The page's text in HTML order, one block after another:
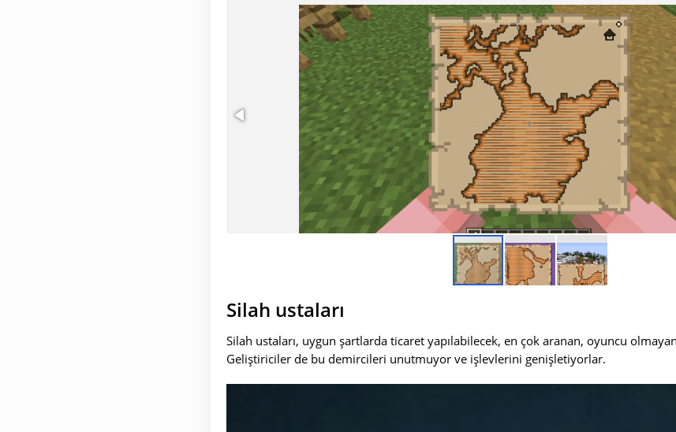
Silah ustaları
Silah ustaları, uygun şartlarda ticaret yapılabilecek, en çok aranan, oyuncu
Geliştiriciler de bu demircileri unutmuyor ve işlevlerini genişletiyorlar.